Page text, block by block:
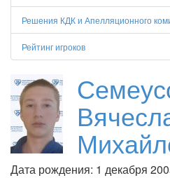
Решения КДК и Апелляционного
Рейтинг игроков
Дата рождения: 1 декабря